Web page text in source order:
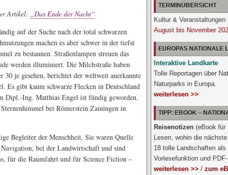
Artikel: „Das Ende der Nacht“
auf der Suche nach der total schwarzen
machen es aber schwer in der tiefst
zu bestaunen. Straßenlampen streuen das
werden illuminiert. Die Milchstraße haben
30 je gesehen, berichtet der weltweit anerkannte
Es gibt kaum schwarze Flecken in Deutschland
Dipl.-Ing. Matthias Engel ist fündig geworden.
bei Römerstein Zainingen in
Begleiter der Menschheit. Sie waren Quelle
bei der Landwirtschaft und sind
für die Raumfahrt und für Science Fiction –
TERMINÜBERSICHT
Kultur &
August bis November
EUROPAS NATIONALE
Interaktive Landkarte
Tolle Reportagen über
Naturparks in Europa.
weiterlesen >>
TIPP: EBOOK –
Reisenotizen (eBook für
Lesen, wohin die
18 tolle Landschaften
Vorlesefunktion und
weiterlesen >> / zum